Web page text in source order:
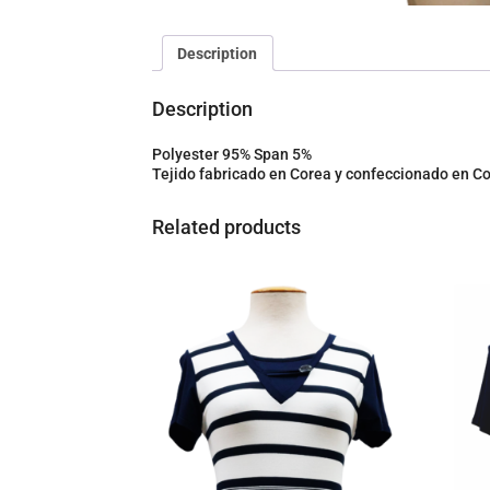
Description
Description
Polyester 95% Span 5%
Tejido fabricado en Corea y confeccionado en
Related products